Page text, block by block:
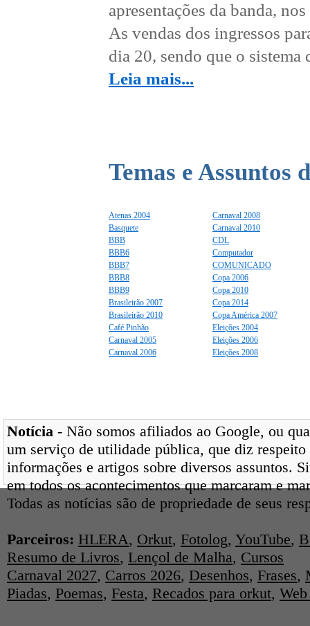
apresentações da banda,
As vendas dos ingressos
dia 20, sendo que o sistema
Leia mais...
Temas e Assuntos
Atenas 2004
Basquete
BBB
BBB6
BBB7
BBB8
BBB9
Brasileirão 2007
Brasileirão 2010
Café Pinhão
Carnaval 2005
Carnaval 2006
Carnaval 2008
Carnaval 2010
CDL
Computador
COMUNICADO
Copa 2006
Copa 2010
Copa 2014
Copa América 2007
Eleições 2004
Eleições 2006
Eleições 2008
Notícia - Não somos afiliados ao Google, ou
um serviço de utilidade pública, que diz
informações e artigos sobre diversos assuntos.
em todos os acontecimentos que marcaram e
Todas as notícias são de propriedade de seus
Parceiros: HLERA, Orkut, Fotolog, YouTube,
Resumo de Livros, Lençol de Malha, Cursos
Carnaval 2027, Carros 2026, Desenhos, Frases,
Piadas, Poemas, Festa, Recados para orkut,